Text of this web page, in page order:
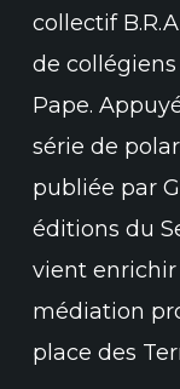
collectif
de
Pape.
série de
publiée par
éditions du
vient
médiation
place des